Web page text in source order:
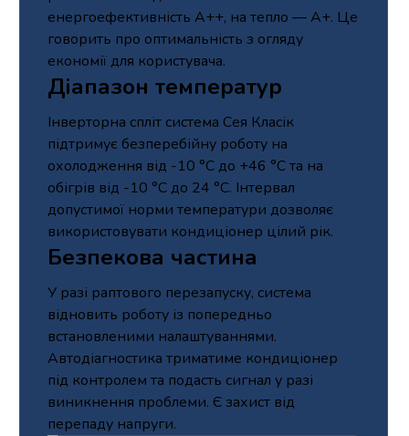
енергоефективність А++, на тепло — А+. Це
говорить про оптимальність з огляду
економії для користувача.
Діапазон температур
Інверторна спліт система Сея Класік
підтримує безперебійну роботу на
охолодження від -10 °С до +46 °С та на
обігрів від -10 °С до 24 °С. Інтервал
допустимої норми температури дозволяє
використовувати кондиціонер цілий рік.
Безпекова частина
У разі раптового перезапуску, система
відновить роботу із попередньо
встановленими налаштуваннями.
Автодіагностика триматиме кондиціонер
під контролем та подасть сигнал у разі
виникнення проблеми. Є захист від
перепаду напруги.